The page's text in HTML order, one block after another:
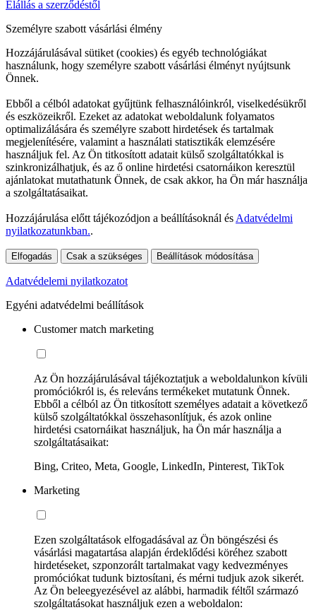
Elállás a szerződéstől
Személyre szabott vásárlási élmény
Hozzájárulásával sütiket (cookies) és egyéb technológiákat
használunk, hogy személyre szabott vásárlási élményt nyújtsunk
Önnek.
Ebből a célból adatokat gyűjtünk felhasználóinkról, viselkedésükről
és eszközeikről. Ezeket az adatokat weboldalunk folyamatos
optimalizálására és személyre szabott hirdetések és tartalmak
megjelenítésére, valamint a használati statisztikák elemzésére
használjuk fel. Az Ön titkosított adatait külső szolgáltatókkal is
szinkronizálhatjuk, és az ő online hirdetési csatornáikon keresztül
ajánlatokat mutathatunk Önnek, de csak akkor, ha Ön már használja
a szolgáltatásaikat.
Hozzájárulása előtt tájékozódjon a beállításoknál és Adatvédelmi
nyilatkozatunkban..
Elfogadás Csak a szükséges Beállítások módosítása
Adatvédelemi nyilatkozatot
Egyéni adatvédelmi beállítások
Customer match marketing
Az Ön hozzájárulásával tájékoztatjuk a weboldalunkon kívüli
promóciókról is, és releváns termékeket mutatunk Önnek.
Ebből a célból az Ön titkosított személyes adatait a következő
külső szolgáltatókkal összehasonlítjuk, és azok online
hirdetési csatornáikat használjuk, ha Ön már használja a
szolgáltatásaikat:
Bing, Criteo, Meta, Google, LinkedIn, Pinterest, TikTok
Marketing
Ezen szolgáltatások elfogadásával az Ön böngészési és
vásárlási magatartása alapján érdeklődési köréhez szabott
hirdetéseket, szponzorált tartalmakat vagy kedvezményes
promóciókat tudunk biztosítani, és mérni tudjuk azok sikerét.
Az Ön beleegyezésével az alábbi, harmadik féltől származó
szolgáltatásokat használjuk ezen a weboldalon: